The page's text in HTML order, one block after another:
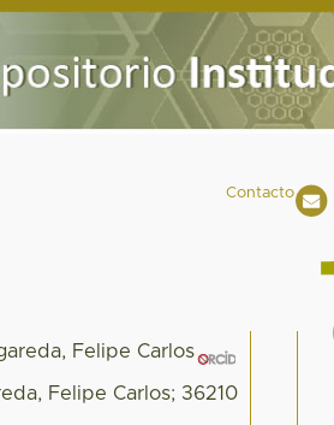
Contacto
Felipe Carlos
Felipe Carlos; 36210